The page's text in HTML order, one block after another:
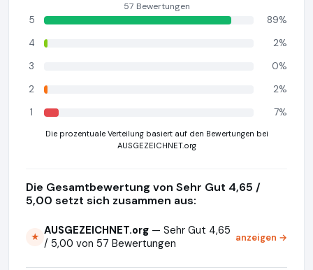
57 Bewertungen
5
89%
4
2%
3
0%
2
2%
1
7%
Die prozentuale Verteilung basiert auf den Bewertungen bei
AUSGEZEICHNET.org
Die Gesamtbewertung von Sehr Gut 4,65 /
5,00 setzt sich zusammen aus:
★ AUSGEZEICHNET.org — Sehr Gut 4,65
/ 5,00 von 57 Bewertungen
anzeigen →